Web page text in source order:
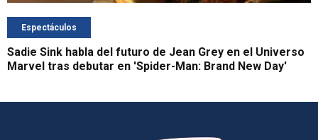
Espectáculos
Sadie Sink habla del futuro de Jean Grey en el Universo
Marvel tras debutar en 'Spider-Man: Brand New Day'